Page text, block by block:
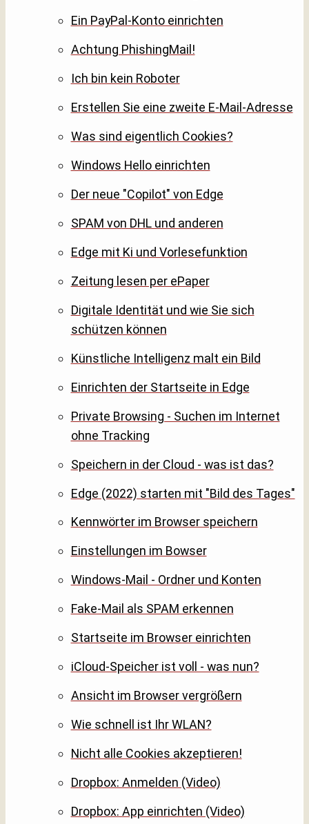
Ein PayPal-Konto einrichten
Achtung PhishingMail!
Ich bin kein Roboter
Erstellen Sie eine zweite E-Mail-Adresse
Was sind eigentlich Cookies?
Windows Hello einrichten
Der neue "Copilot" von Edge
SPAM von DHL und anderen
Edge mit Ki und Vorlesefunktion
Zeitung lesen per ePaper
Digitale Identität und wie Sie sich
schützen können
Künstliche Intelligenz malt ein Bild
Einrichten der Startseite in Edge
Private Browsing - Suchen im Internet
ohne Tracking
Speichern in der Cloud - was ist das?
Edge (2022) starten mit "Bild des Tages"
Kennwörter im Browser speichern
Einstellungen im Bowser
Windows-Mail - Ordner und Konten
Fake-Mail als SPAM erkennen
Startseite im Browser einrichten
iCloud-Speicher ist voll - was nun?
Ansicht im Browser vergrößern
Wie schnell ist Ihr WLAN?
Nicht alle Cookies akzeptieren!
Dropbox: Anmelden (Video)
Dropbox: App einrichten (Video)